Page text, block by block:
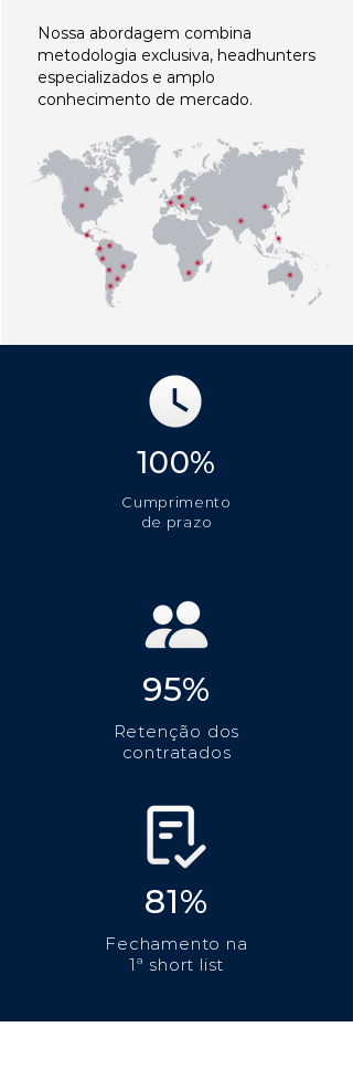
Nossa abordagem combina
metodologia exclusiva, headhunters
especializados e amplo
conhecimento de mercado.
100%
Cumprimento
de prazo
95%
Retenção dos
contratados
81%
Fechamento na
1ª short list